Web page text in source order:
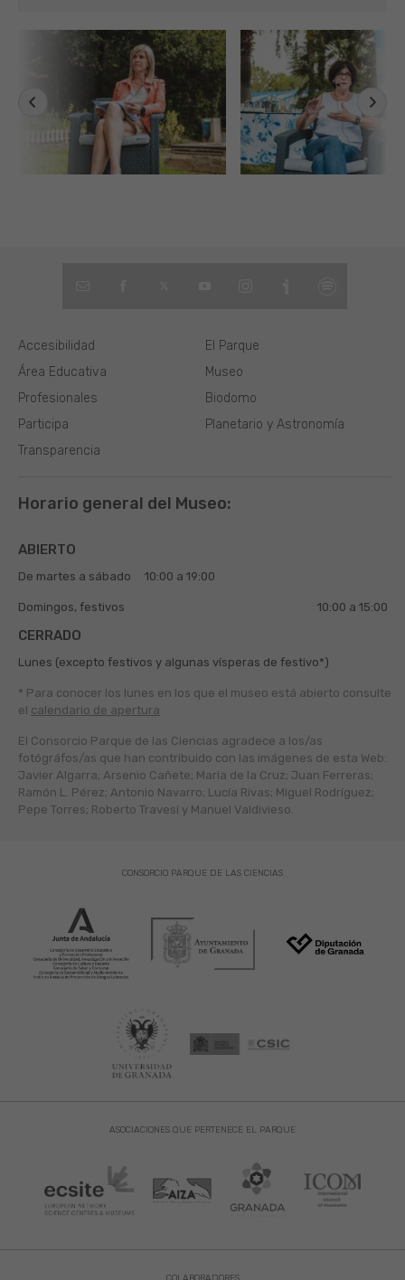
El Parque
Museo
Biodomo
Planetario y Astronomía
Área Educativa
Profesionales
Participa
Transparencia
Accesibilidad
Horario general del Museo:
ABIERTO
De martes a sábado 10:00 a 19:00
Domingos, festivos 10:00 a 15:00
CERRADO
Lunes (excepto festivos y algunas vísperas de festivo*)
* Para conocer los lunes en los que el museo está abierto consulte
el calendario de apertura
El Consorcio Parque de las Ciencias agradece a los/as
fotógráfos/as que han contribuido con las imágenes de esta Web:
Javier Algarra; Arsenio Cañete; María de la Cruz; Juan Ferreras;
Ramón L. Pérez; Antonio Navarro; Lucía Rivas; Miguel Rodríguez;
Pepe Torres; Roberto Travesí y Manuel Valdivieso.
ASOCIACIONES QUE PERTENECE EL PARQUE
CONSORCIO PARQUE DE LAS CIENCIAS